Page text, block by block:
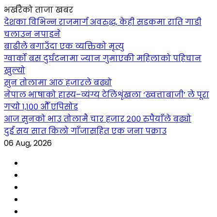
भर्खरैको ताजा खबर
देशका विभिन्न राजमार्ग अवरुद्ध, केही सडकमा राति गाडी
चलाउन नपाइने
बाढीले बगाउँदा एक व्यक्तिको मृत्यु
ग्वार्को बस दुर्घटनामा ज्यान गुमाएकी महिलाको पहिचान
खुल्यो
सुन तोलामा आठ हजारले बढ्यो
नेपाल भाषाको हास्य–व्यंग्य टेलिशृंखला ‘ख्वत्ताबाजी’ ले पूरा
गर्‍यो १,१०० औँ एपिसोड
आज सुनको भाउ तोलामै चार हजार २०० रुपैयाँले बढ्यो
दुई सय सात किलो गाँजासहित एक जना पक्राउ
06 Aug, 2026